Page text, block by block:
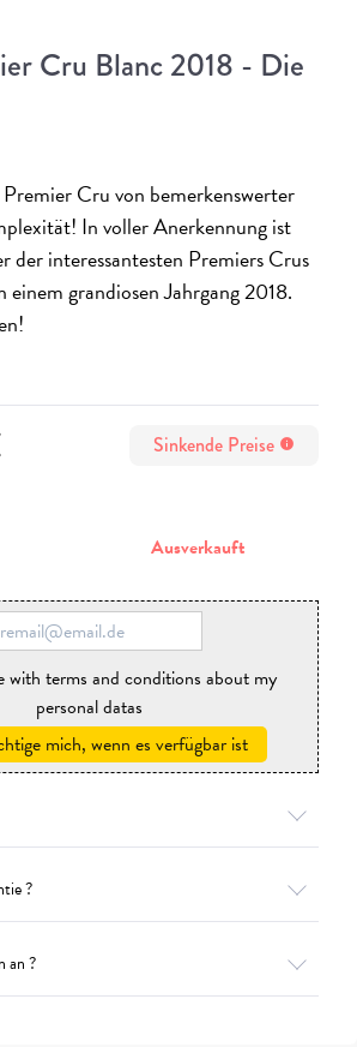
Cru Blanc 2018 - Die
Cru von bemerkenswerter
In voller Anerkennung ist
der interessantesten Premiers Crus
grandiosen Jahrgang 2018.
Sinkende Preise info
Ausverkauft
with terms and conditions about my
personal datas
mich, wenn es verfügbar ist
?
an ?